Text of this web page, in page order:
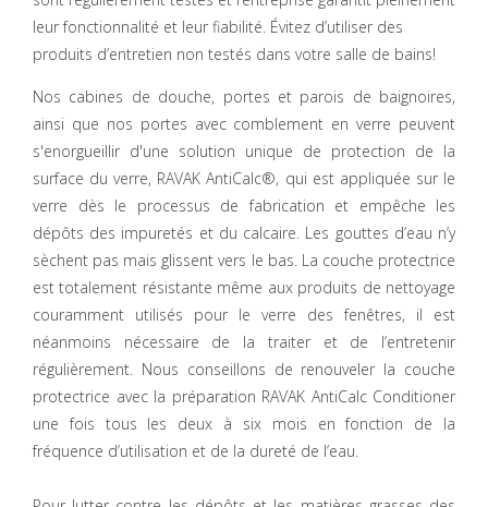
leur fonctionnalité et leur fiabilité. Évitez d’utiliser des
produits d’entretien non testés dans votre salle de bains!
Nos cabines de douche, portes et parois de baignoires,
ainsi que nos portes avec comblement en verre peuvent
s'enorgueillir d'une solution unique de protection de la
surface du verre, RAVAK AntiCalc®, qui est appliquée sur le
verre dès le processus de fabrication et empêche les
dépôts des impuretés et du calcaire. Les gouttes d’eau n’y
sèchent pas mais glissent vers le bas. La couche protectrice
est totalement résistante même aux produits de nettoyage
couramment utilisés pour le verre des fenêtres, il est
néanmoins nécessaire de la traiter et de l’entretenir
régulièrement. Nous conseillons de renouveler la couche
protectrice avec la préparation RAVAK AntiCalc Conditioner
une fois tous les deux à six mois en fonction de la
fréquence d’utilisation et de la dureté de l’eau.